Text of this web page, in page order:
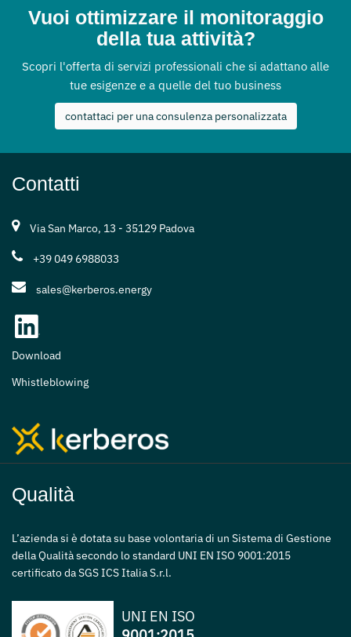
Vuoi ottimizzare il monitoraggio
della tua attività?
Scopri l'offerta di servizi professionali che si adattano alle
tue esigenze e a quelle del tuo business
contattaci per una consulenza personalizzata
Contatti
Via San Marco, 13 - 35129 Padova
+39 049 6988033
sales@kerberos.energy
Download
Whistleblowing
Qualità
L’azienda si è dotata su base volontaria di un Sistema di Gestione
della Qualità secondo lo standard UNI EN ISO 9001:2015
certificato da SGS ICS Italia S.r.l.
UNI EN ISO